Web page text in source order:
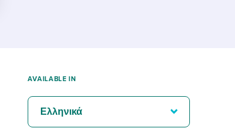
AVAILABLE IN
Ελληνικά